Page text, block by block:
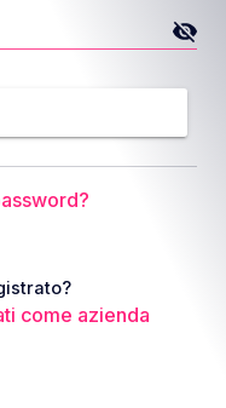
come azienda